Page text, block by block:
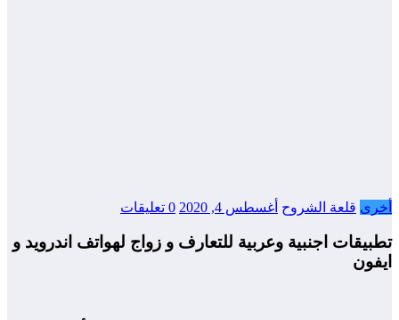
أخرى قلعة الشروح أغسطس 4, 2020 0 تعليقات
تطبيقات اجنبية وعربية للتعارف و زواج لهواتف اندرويد و
ايفون